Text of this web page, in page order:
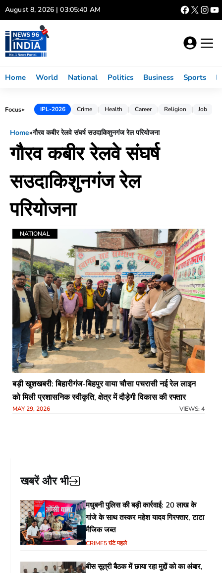
Skip
to
content
August 8, 2026 | 03:05:40 AM
Home World National Politics Business Sports
Focus► IPL-2026 Crime Health Career Religion Job
Home»गौरव कबीर रेलवे संघर्ष सउदाकिशुनगंज रेल परियोजना
गौरव कबीर रेलवे संघर्ष
सउदाकिशुनगंज रेल
परियोजना
NATIONAL
बड़ी खुशखबरी: बिहारीगंज-बिहपुर वाया चौसा पचरासी नई रेल लाइन
को मिली प्रशासनिक स्वीकृति, क्षेत्र में दौड़ेगी विकास की रफ्तार​
MAY 29, 2026 VIEWS: 4
खबरें और भी
मधुबनी पुलिस की बड़ी कार्रवाई: 20 लाख के
गांजे के साथ तस्कर महेश यादव गिरफ्तार, टाटा
मैजिक जब्त
CRIME5 घंटे पहले
बीस सूत्री बैठक में छाया रहा मुद्दों को का अंबार,